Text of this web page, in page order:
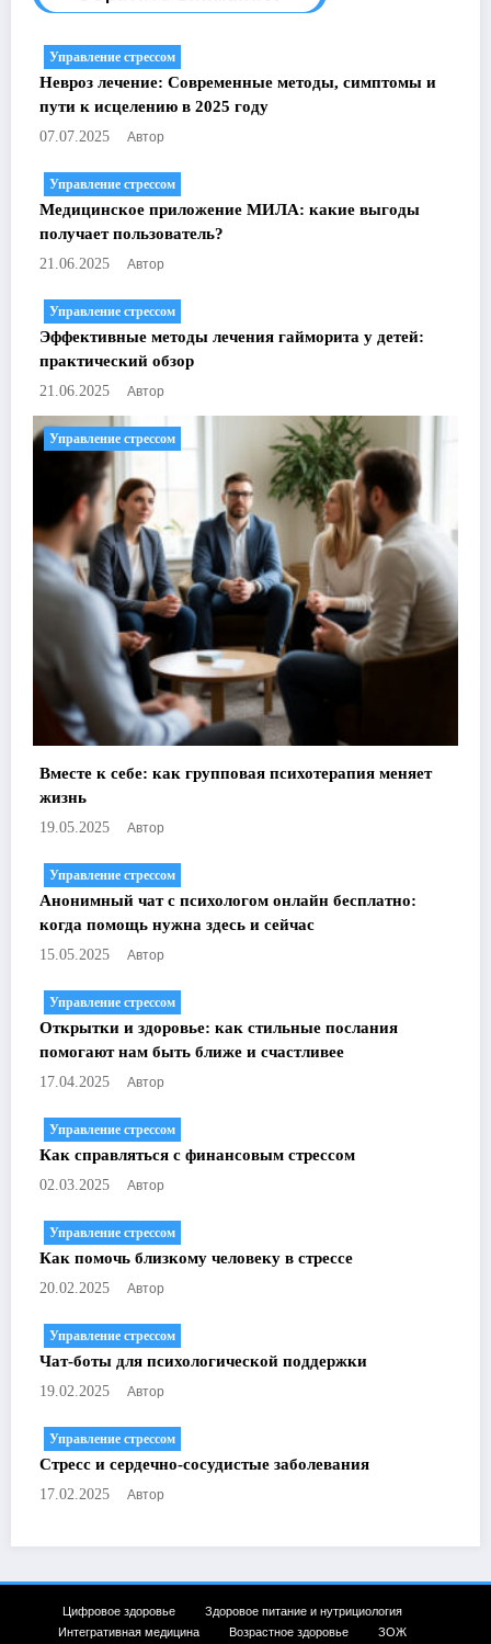
Управление стрессом
Невроз лечение: Современные методы, симптомы и
пути к исцелению в 2025 году
07.07.2025 Автор
Управление стрессом
Медицинское приложение МИЛА: какие выгоды
получает пользователь?
21.06.2025 Автор
Управление стрессом
Эффективные методы лечения гайморита у детей:
практический обзор
21.06.2025 Автор
Управление стрессом
Вместе к себе: как групповая психотерапия меняет
жизнь
19.05.2025 Автор
Управление стрессом
Анонимный чат с психологом онлайн бесплатно:
когда помощь нужна здесь и сейчас
15.05.2025 Автор
Управление стрессом
Открытки и здоровье: как стильные послания
помогают нам быть ближе и счастливее
17.04.2025 Автор
Управление стрессом
Как справляться с финансовым стрессом
02.03.2025 Автор
Управление стрессом
Как помочь близкому человеку в стрессе
20.02.2025 Автор
Управление стрессом
Чат-боты для психологической поддержки
19.02.2025 Автор
Управление стрессом
Стресс и сердечно-сосудистые заболевания
17.02.2025 Автор
Цифровое здоровье
Здоровое питание и нутрициология
Интегративная медицина
Возрастное здоровье ЗОЖ